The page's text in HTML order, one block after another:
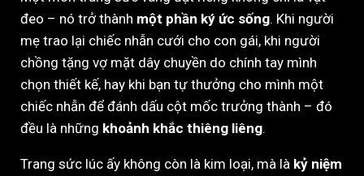
đeo – nó trở thành một phần ký ức sống. Khi người
mẹ trao lại chiếc nhẫn cưới cho con gái, khi người
chồng tặng vợ mặt dây chuyền do chính tay mình
chọn thiết kế, hay khi bạn tự thưởng cho mình một
chiếc nhẫn để đánh dấu cột mốc trưởng thành – đó
đều là những khoảnh khắc thiêng liêng.
Trang sức lúc ấy không còn là kim loại, mà là kỷ niệm